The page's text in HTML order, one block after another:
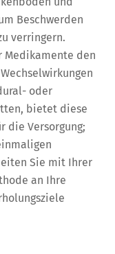
Beschwerden
verringern.
Medikamente den
oder
bietet diese
die Versorgung;
Sie mit Ihrer
an Ihre